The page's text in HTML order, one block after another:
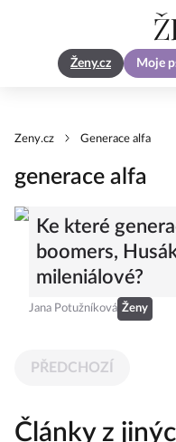
Ženy.cz Moje
Zeny.cz Generace alfa
generace alfa
Ke které
boomers,
mileniálové?
Jana Potužníková Ženy
PŘEDCHOZÍ
Články z